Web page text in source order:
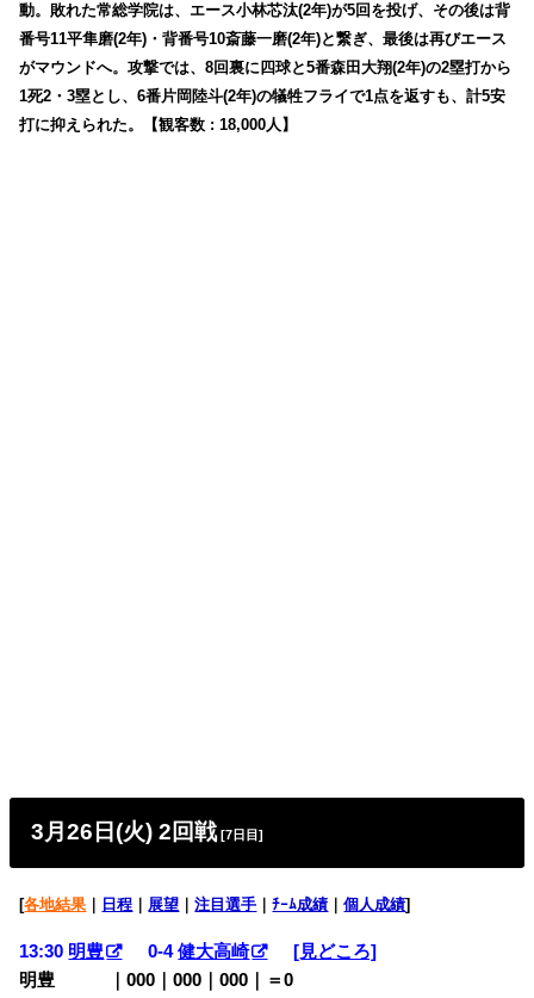
動。敗れた常総学院は、エース小林芯汰(2年)が5回を投げ、その後は背
番号11平隼磨(2年)・背番号10斎藤一磨(2年)と繋ぎ、最後は再びエース
がマウンドへ。攻撃では、8回裏に四球と5番森田大翔(2年)の2塁打から
1死2・3塁とし、6番片岡陸斗(2年)の犠牲フライで1点を返すも、計5安
打に抑えられた。【観客数 : 18,000人】
3月26日(火) 2回戦[7日目]
[各地結果 ｜ 日程 ｜ 展望 ｜注目選手 ｜ﾁｰﾑ成績 ｜個人成績]
13:30 明豊 0-4健大高崎
[見どころ]
明豊 ｜000｜000｜000｜＝0